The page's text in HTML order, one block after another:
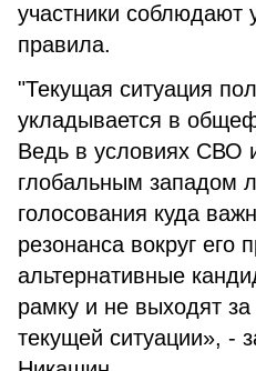
участники соблюдают
правила.
"Текущая ситуация
укладывается в
Ведь в условиях СВО
глобальным западом
голосования куда
резонанса вокруг его
альтернативные
рамку и не выходят за
текущей ситуации», -